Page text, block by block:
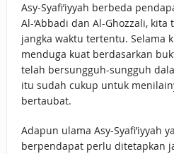
Asy-Syafi’iyyah berbeda
Al-‘Abbadi dan Al-Ghozzali,
jangka waktu tertentu. Selama
menduga kuat berdasarkan
telah bersungguh-sungguh
itu sudah cukup untuk
bertaubat.
Adapun ulama Asy-Syafi’iyyah
berpendapat perlu ditetapkan